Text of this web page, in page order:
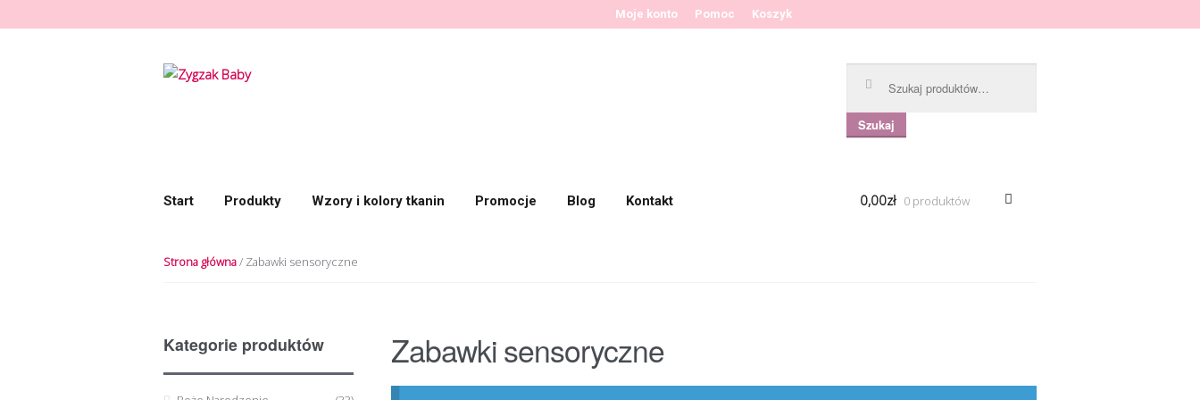
Moje konto Pomoc Koszyk
Przeskocz do nawigacji
Przeskocz do treści
Szukaj
Start Produkty Wzory i kolory tkanin Promocje Blog Kontakt 0,00zł 0 produktów
Strona główna/ Zabawki sensoryczne
Zabawki sensoryczne
Kategorie produktów